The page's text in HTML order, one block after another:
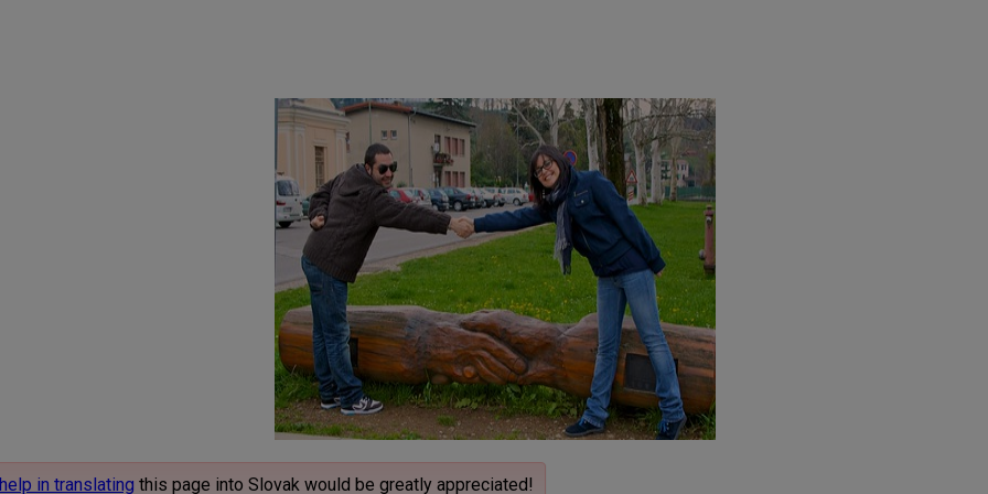
in translating this page into Slovak would be greatly appreciated!